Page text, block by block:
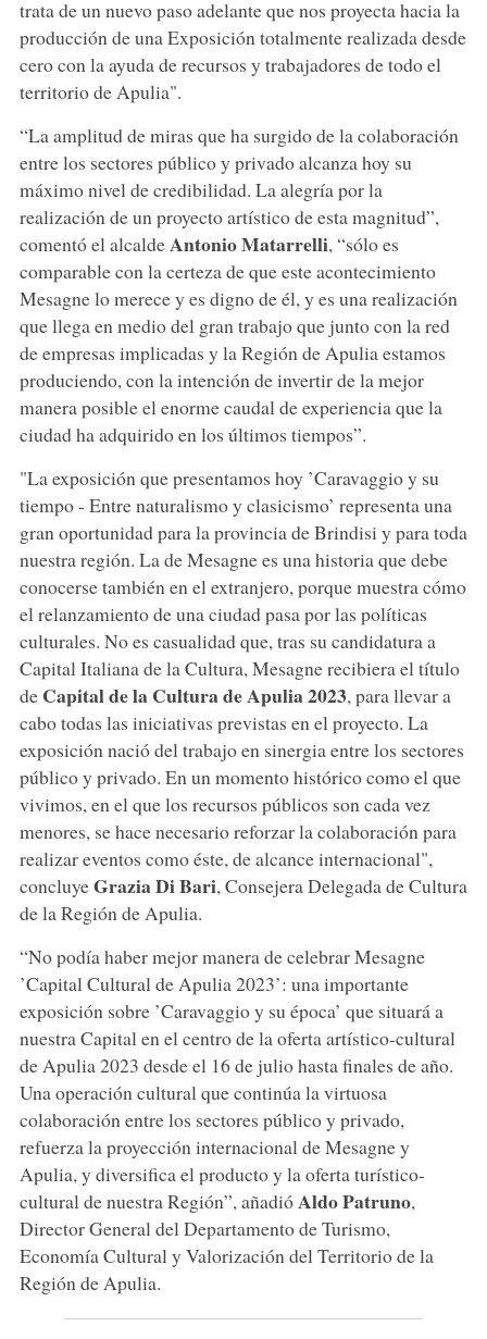
trata de un nuevo paso adelante que nos proyecta hacia la
producción de una Exposición totalmente realizada desde
cero con la ayuda de recursos y trabajadores de todo el
territorio de Apulia".
“La amplitud de miras que ha surgido de la colaboración
entre los sectores público y privado alcanza hoy su
máximo nivel de credibilidad. La alegría por la
realización de un proyecto artístico de esta magnitud”,
comentó el alcaldeAntonio Matarrelli, “sólo es
comparable con la certeza de que este acontecimiento
Mesagne lo merece y es digno de él, y es una realización
que llega en medio del gran trabajo que junto con la red
de empresas implicadas y la Región de Apulia estamos
produciendo, con la intención de invertir de la mejor
manera posible el enorme caudal de experiencia que la
ciudad ha adquirido en los últimos tiempos”.
"La exposición que presentamos hoy ’Caravaggio y su
tiempo - Entre naturalismo y clasicismo’ representa una
gran oportunidad para la provincia de Brindisi y para toda
nuestra región. La de Mesagne es una historia que debe
conocerse también en el extranjero, porque muestra cómo
el relanzamiento de una ciudad pasa por las políticas
culturales. No es casualidad que, tras su candidatura a
Capital Italiana de la Cultura, Mesagne recibiera el título
de Capital de la Cultura de Apulia 2023, para llevar a
cabo todas las iniciativas previstas en el proyecto. La
exposición nació del trabajo en sinergia entre los sectores
público y privado. En un momento histórico como el que
vivimos, en el que los recursos públicos son cada vez
menores, se hace necesario reforzar la colaboración para
realizar eventos como éste, de alcance internacional",
concluyeGrazia Di Bari, Consejera Delegada de Cultura
de la Región de Apulia.
“No podía haber mejor manera de celebrar Mesagne
’Capital Cultural de Apulia 2023’: una importante
exposición sobre ’Caravaggio y su época’ que situará a
nuestra Capital en el centro de la oferta artístico-cultural
de Apulia 2023 desde el 16 de julio hasta finales de año.
Una operación cultural que continúa la virtuosa
colaboración entre los sectores público y privado,
refuerza la proyección internacional de Mesagne y
Apulia, y diversifica el producto y la oferta turístico-
cultural de nuestra Región”, añadióAldo Patruno,
Director General del Departamento de Turismo,
Economía Cultural y Valorización del Territorio de la
Región de Apulia.